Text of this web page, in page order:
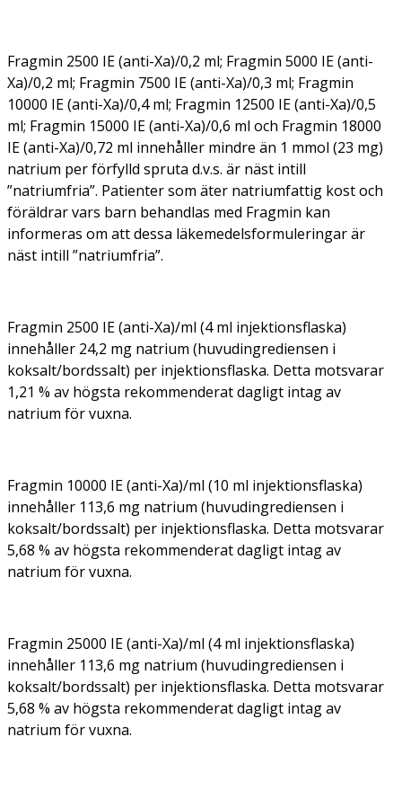
Fragmin 2500 IE (anti-Xa)/0,2 ml; Fragmin 5000 IE (anti-
Xa)/0,2 ml; Fragmin 7500 IE (anti-Xa)/0,3 ml; Fragmin
10000 IE (anti-Xa)/0,4 ml; Fragmin 12500 IE (anti-Xa)/0,5
ml; Fragmin 15000 IE (anti-Xa)/0,6 ml och Fragmin 18000
IE (anti-Xa)/0,72 ml innehåller mindre än 1 mmol (23 mg)
natrium per förfylld spruta d.v.s. är näst intill
”natriumfria”. Patienter som äter natriumfattig kost och
föräldrar vars barn behandlas med Fragmin kan
informeras om att dessa läkemedelsformuleringar är
näst intill ”natriumfria”.
Fragmin 2500 IE (anti-Xa)/ml (4 ml injektionsflaska)
innehåller 24,2 mg natrium (huvudingrediensen i
koksalt/bordssalt) per injektionsflaska. Detta motsvarar
1,21 % av högsta rekommenderat dagligt intag av
natrium för vuxna.
Fragmin 10000 IE (anti-Xa)/ml (10 ml injektionsflaska)
innehåller 113,6 mg natrium (huvudingrediensen i
koksalt/bordssalt) per injektionsflaska. Detta motsvarar
5,68 % av högsta rekommenderat dagligt intag av
natrium för vuxna.
Fragmin 25000 IE (anti-Xa)/ml (4 ml injektionsflaska)
innehåller 113,6 mg natrium (huvudingrediensen i
koksalt/bordssalt) per injektionsflaska. Detta motsvarar
5,68 % av högsta rekommenderat dagligt intag av
natrium för vuxna.